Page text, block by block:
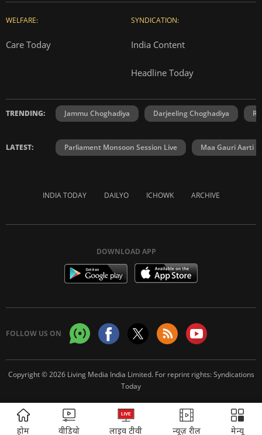
WELFARE:
Care Today
SYNDICATION:
India Content
Headline Today
TRENDING: Jammu Choghadiya Darjeeling Choghadiya
LATEST: Parliament Monsoon Session Live Maa Gauri Aarti
INDIA TODAY DAILYO ICHOWK ARCHIVE
DOWNLOAD APP
FOLLOW US ON
Copyright © 2026 Living Media India Limited. For reprint rights:Syndications
Today
ADVERTISEMENT
होम वीडियो लाइव टीवी न्यूज़ रील मेन्यू